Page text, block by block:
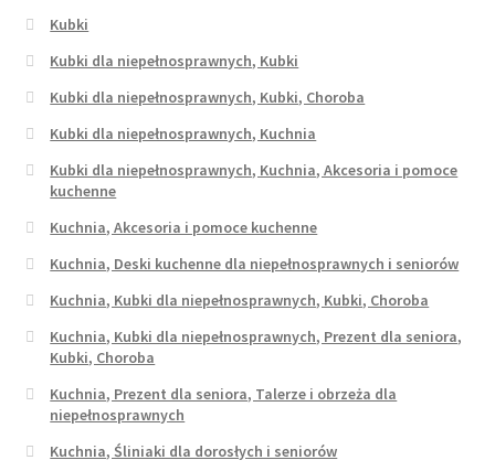
Kubki
Kubki dla niepełnosprawnych, Kubki
Kubki dla niepełnosprawnych, Kubki, Choroba
Kubki dla niepełnosprawnych, Kuchnia
Kubki dla niepełnosprawnych, Kuchnia, Akcesoria i pomoce
kuchenne
Kuchnia, Akcesoria i pomoce kuchenne
Kuchnia, Deski kuchenne dla niepełnosprawnych i seniorów
Kuchnia, Kubki dla niepełnosprawnych, Kubki, Choroba
Kuchnia, Kubki dla niepełnosprawnych, Prezent dla seniora,
Kubki, Choroba
Kuchnia, Prezent dla seniora, Talerze i obrzeża dla
niepełnosprawnych
Kuchnia, Śliniaki dla dorosłych i seniorów